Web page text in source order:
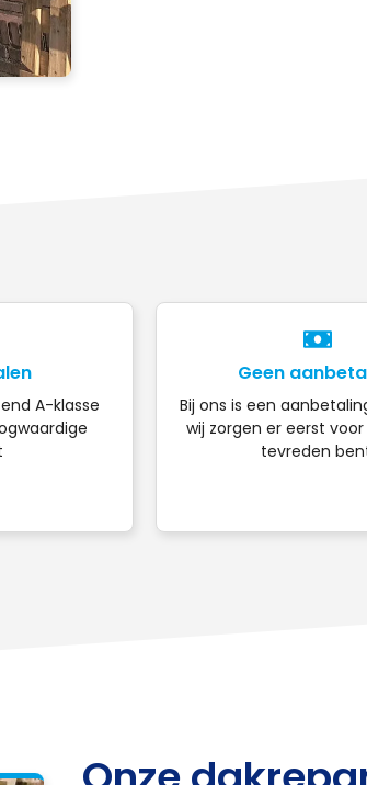
A-klasse
Geen
Bij ons is een
wij zorgen er eerst voor
tevreden